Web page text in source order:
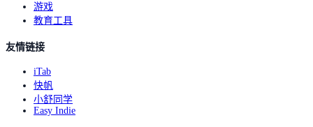
游戏
教育工具
友情链接
iTab
快帆
小舒同学
Easy Indie